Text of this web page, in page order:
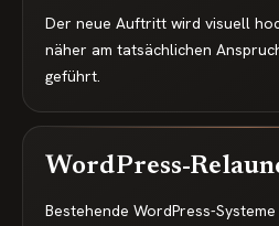
Der neue Auftritt wird visuell
näher am tatsächlichen
geführt.
WordPress-
Bestehende WordPress-